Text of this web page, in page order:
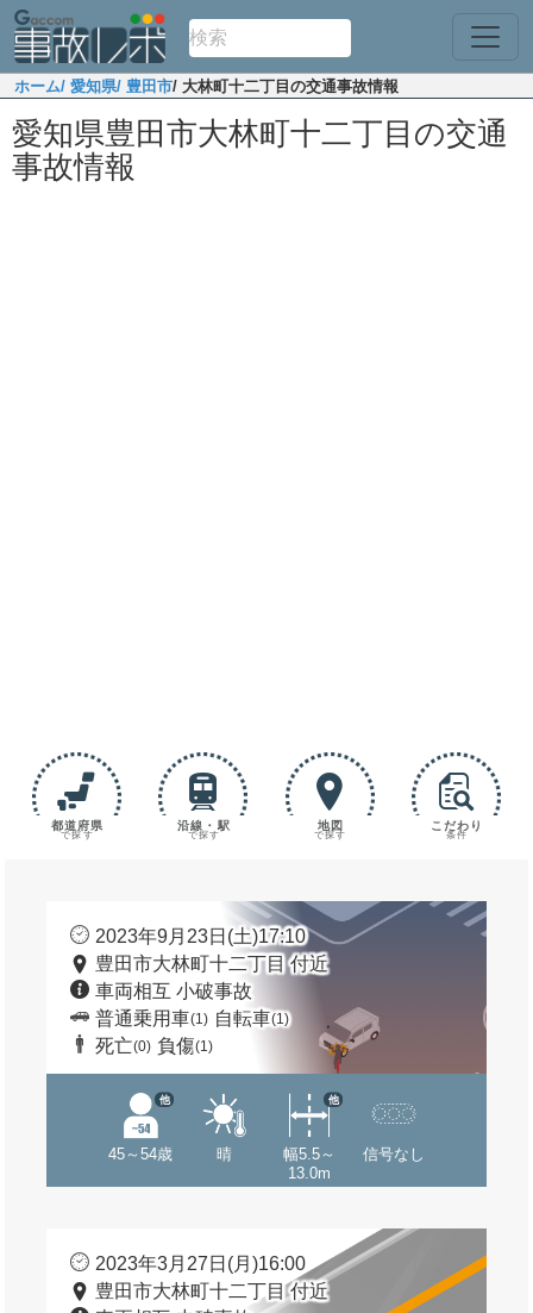
ホーム/ 愛知県/ 豊田市/ 大林町十二丁目の交通事故情報
愛知県豊田市大林町十二丁目の交通
事故情報
都道府県
で探す
沿線・駅
で探す
地図
で探す
こだわり
条件
2023年9月23日(土)17:10
豊田市大林町十二丁目 付近
車両相互 小破事故
普通乗用車(1) 自転車(1)
死亡(0) 負傷(1)
45～54歳
他
晴
幅5.5～
13.0m
他
信号なし
2023年3月27日(月)16:00
豊田市大林町十二丁目 付近